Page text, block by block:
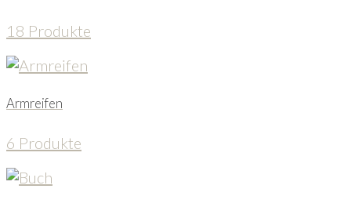
18 Produkte
Armreifen
6 Produkte